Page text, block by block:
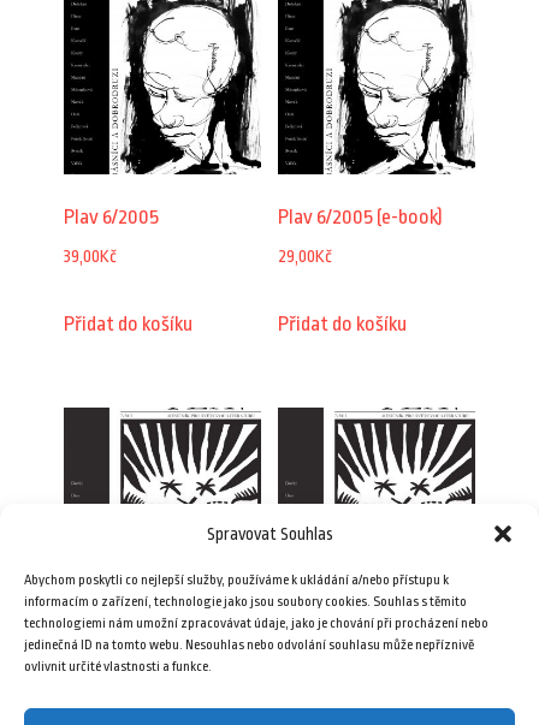
Spravovat Souhlas
Abychom poskytli co nejlepší služby, používáme k ukládání a/nebo přístupu k
informacím o zařízení, technologie jako jsou soubory cookies. Souhlas s těmito
technologiemi nám umožní zpracovávat údaje, jako je chování při procházení nebo
jedinečná ID na tomto webu. Nesouhlas nebo odvolání souhlasu může nepříznivě
ovlivnit určité vlastnosti a funkce.
Plav 6/2005
39,00Kč
Přidat do košíku
Plav 6/2005 (e-book)
29,00Kč
Přidat do košíku
Plav 7/2005 Plav 7/2005 (e-book)